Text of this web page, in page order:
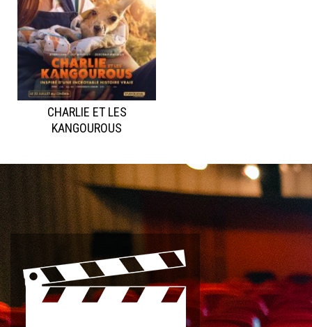
CHARLIE ET LES
KANGOUROUS